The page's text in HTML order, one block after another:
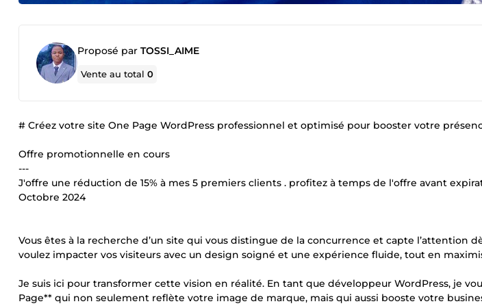
Proposé par TOSSI_AIME
Vente au total0
# Créez votre site One Page WordPress professionnel et optimisé pour booster votre
Offre promotionnelle en cours
---
J'offre une réduction de 15% à mes 5 premiers clients . profitez à temps de l'offre avant
Octobre 2024
Vous êtes à la recherche d’un site qui vous distingue de la concurrence et capte l’attention
voulez impacter vos visiteurs avec un design soigné et une expérience fluide, tout en
Je suis ici pour transformer cette vision en réalité. En tant que développeur WordPress, je
Page** qui non seulement reflète votre image de marque, mais qui aussi booste votre